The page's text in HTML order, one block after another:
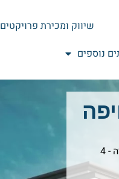
שיווק ומכירת פרויקטים
נוספים
דירה - 4